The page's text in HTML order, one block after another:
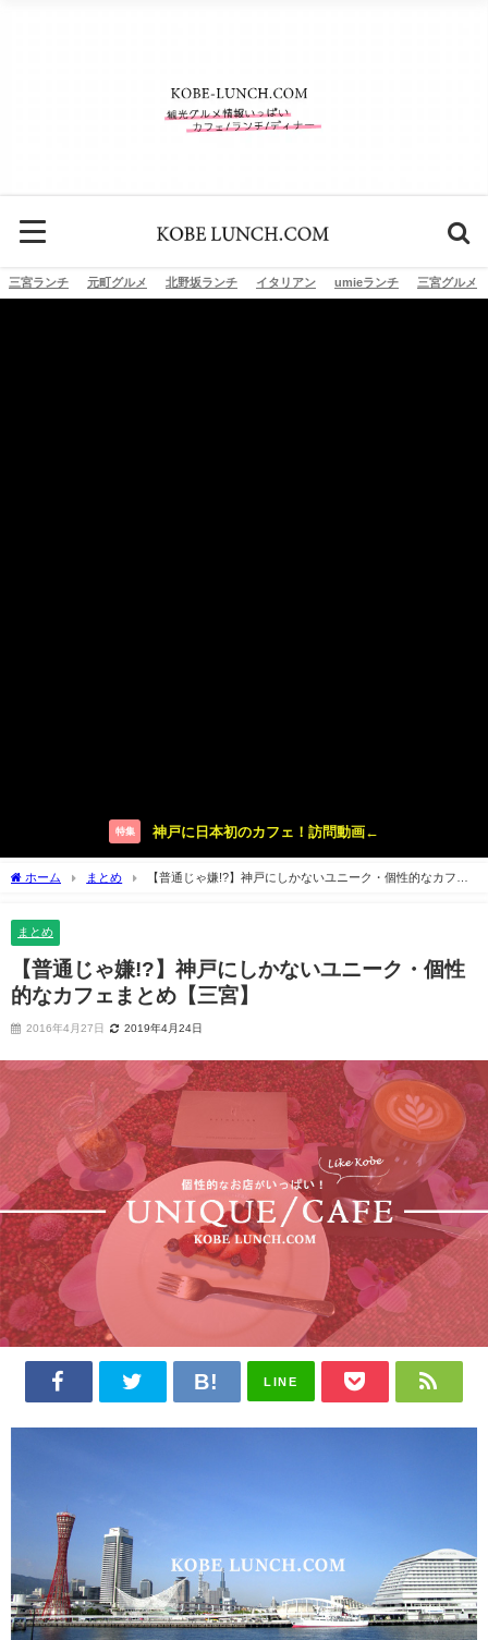
三宮ランチ 元町グルメ 北野坂ランチ イタリアン umieランチ 三宮グルメ
特集 神戸に日本初のカフェ！訪問動画←
ホーム まとめ
【普通じゃ嫌!?】神戸にしかないユニーク・個性的なカフェ
まとめ
【普通じゃ嫌!?】神戸にしかないユニーク・個性
的なカフェまとめ【三宮】
2016年4月27日 2019年4月24日
LINE